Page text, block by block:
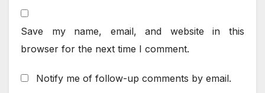
Save my name, email, and website in this
browser for the next time I comment.
Notify me of follow-up comments by email.